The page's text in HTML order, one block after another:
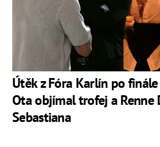
Útěk z Fóra Karlín po
Ota objímal trofej a Renne
Sebastiana